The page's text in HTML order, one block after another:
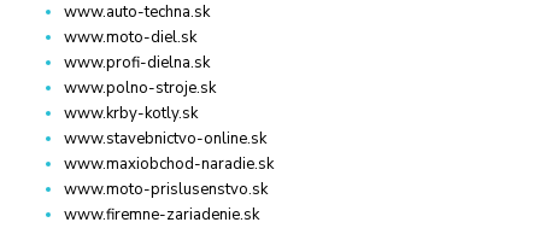
www.auto-techna.sk
www.moto-diel.sk
www.profi-dielna.sk
www.polno-stroje.sk
www.krby-kotly.sk
www.stavebnictvo-online.sk
www.maxiobchod-naradie.sk
www.moto-prislusenstvo.sk
www.firemne-zariadenie.sk